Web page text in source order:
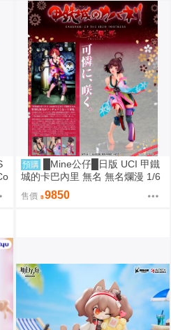
預購
█Mine公仔█日版 UCI 甲鐵
城的卡巴內里 無名 無名爛漫 1/6
PVC D9246
售價 9850